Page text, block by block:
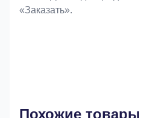
«Заказать».
Похожие